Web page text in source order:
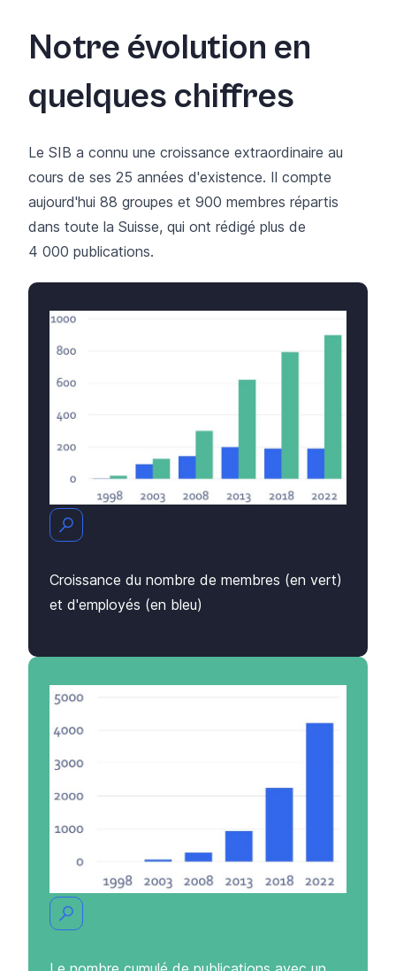
Notre évolution en
quelques chiffres
Le SIB a connu une croissance extraordinaire au
cours de ses 25 années d'existence. Il compte
aujourd'hui 88 groupes et 900 membres répartis
dans toute la Suisse, qui ont rédigé plus de
4 000 publications.
Croissance du nombre de membres (en vert)
et d'employés (en bleu)